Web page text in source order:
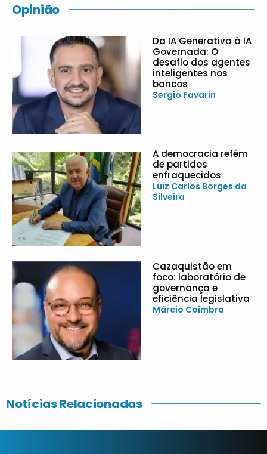
Opinião
Da IA Generativa à IA
Governada: O
desafio dos agentes
inteligentes nos
bancos
Sergio Favarin
A democracia refém
de partidos
enfraquecidos
Luiz Carlos Borges da
Silveira
Cazaquistão em
foco: laboratório de
governança e
eficiência legislativa
Márcio Coimbra
Notícias Relacionadas